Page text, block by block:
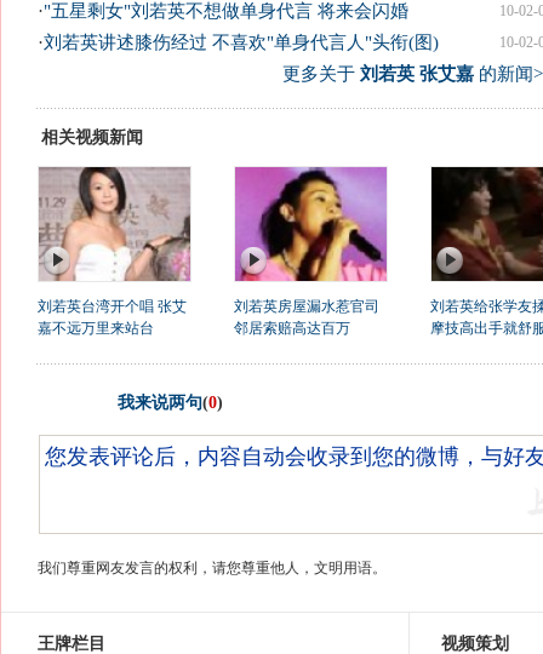
10-02-
·"五星剩女"刘若英不想做单身代言 将来会闪婚
10-02-
·刘若英讲述膝伤经过 不喜欢"单身代言人"头衔(图)
更多关于 刘若英 张艾嘉的新闻
相关视频新闻
刘若英台湾开个唱 张艾
嘉不远万里来站台
刘若英房屋漏水惹官司
邻居索赔高达百万
刘若英给张学友
摩技高出手就舒
我来说两句(0)
我们尊重网友发言的权利，请您尊重他人，文明用语。
王牌栏目 视频策划